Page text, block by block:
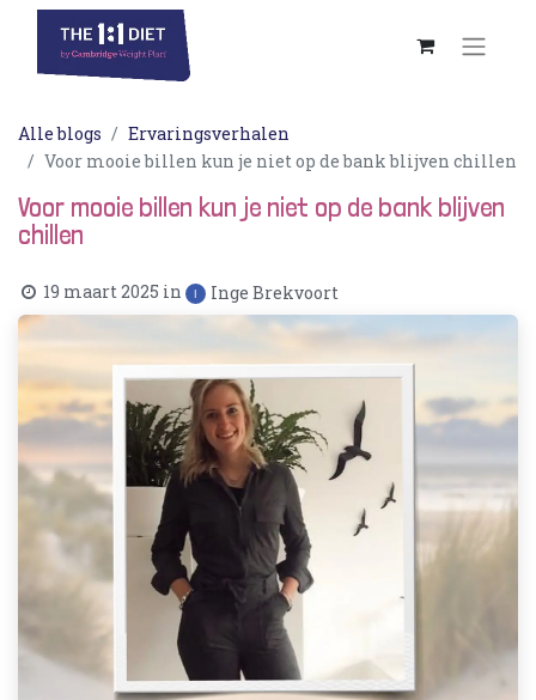
Alle blogs
Ervaringsverhalen
Voor mooie billen kun je niet op de bank blijven chillen
Voor mooie billen kun je niet op de bank blijven
chillen
19 maart 2025 in Inge Brekvoort